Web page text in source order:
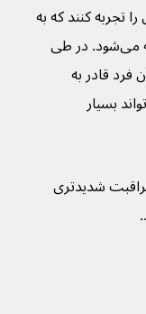
می‌‌توانند چیزی را تجربه کنند که به
عنوان یک بحران اسکیزوفرنی حاد شناخته می‌شود. در طی
که در آن فرد قادر به
واقعیت از تخیل خود نیست، می‌تواند بسیار
شدیدتری